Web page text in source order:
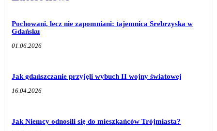
Pochowani, lecz nie zapomniani: tajemnica Srebrzyska w
Gdańsku
01.06.2026
Jak gdańszczanie przyjęli wybuch II wojny światowej
16.04.2026
Jak Niemcy odnosili się do mieszkańców Trójmiasta?